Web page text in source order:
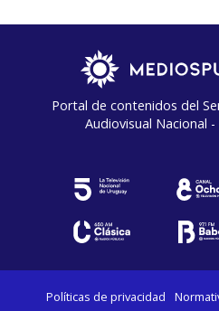
Portal de contenidos del
Audiovisual Nacional -
Políticas de privacidad